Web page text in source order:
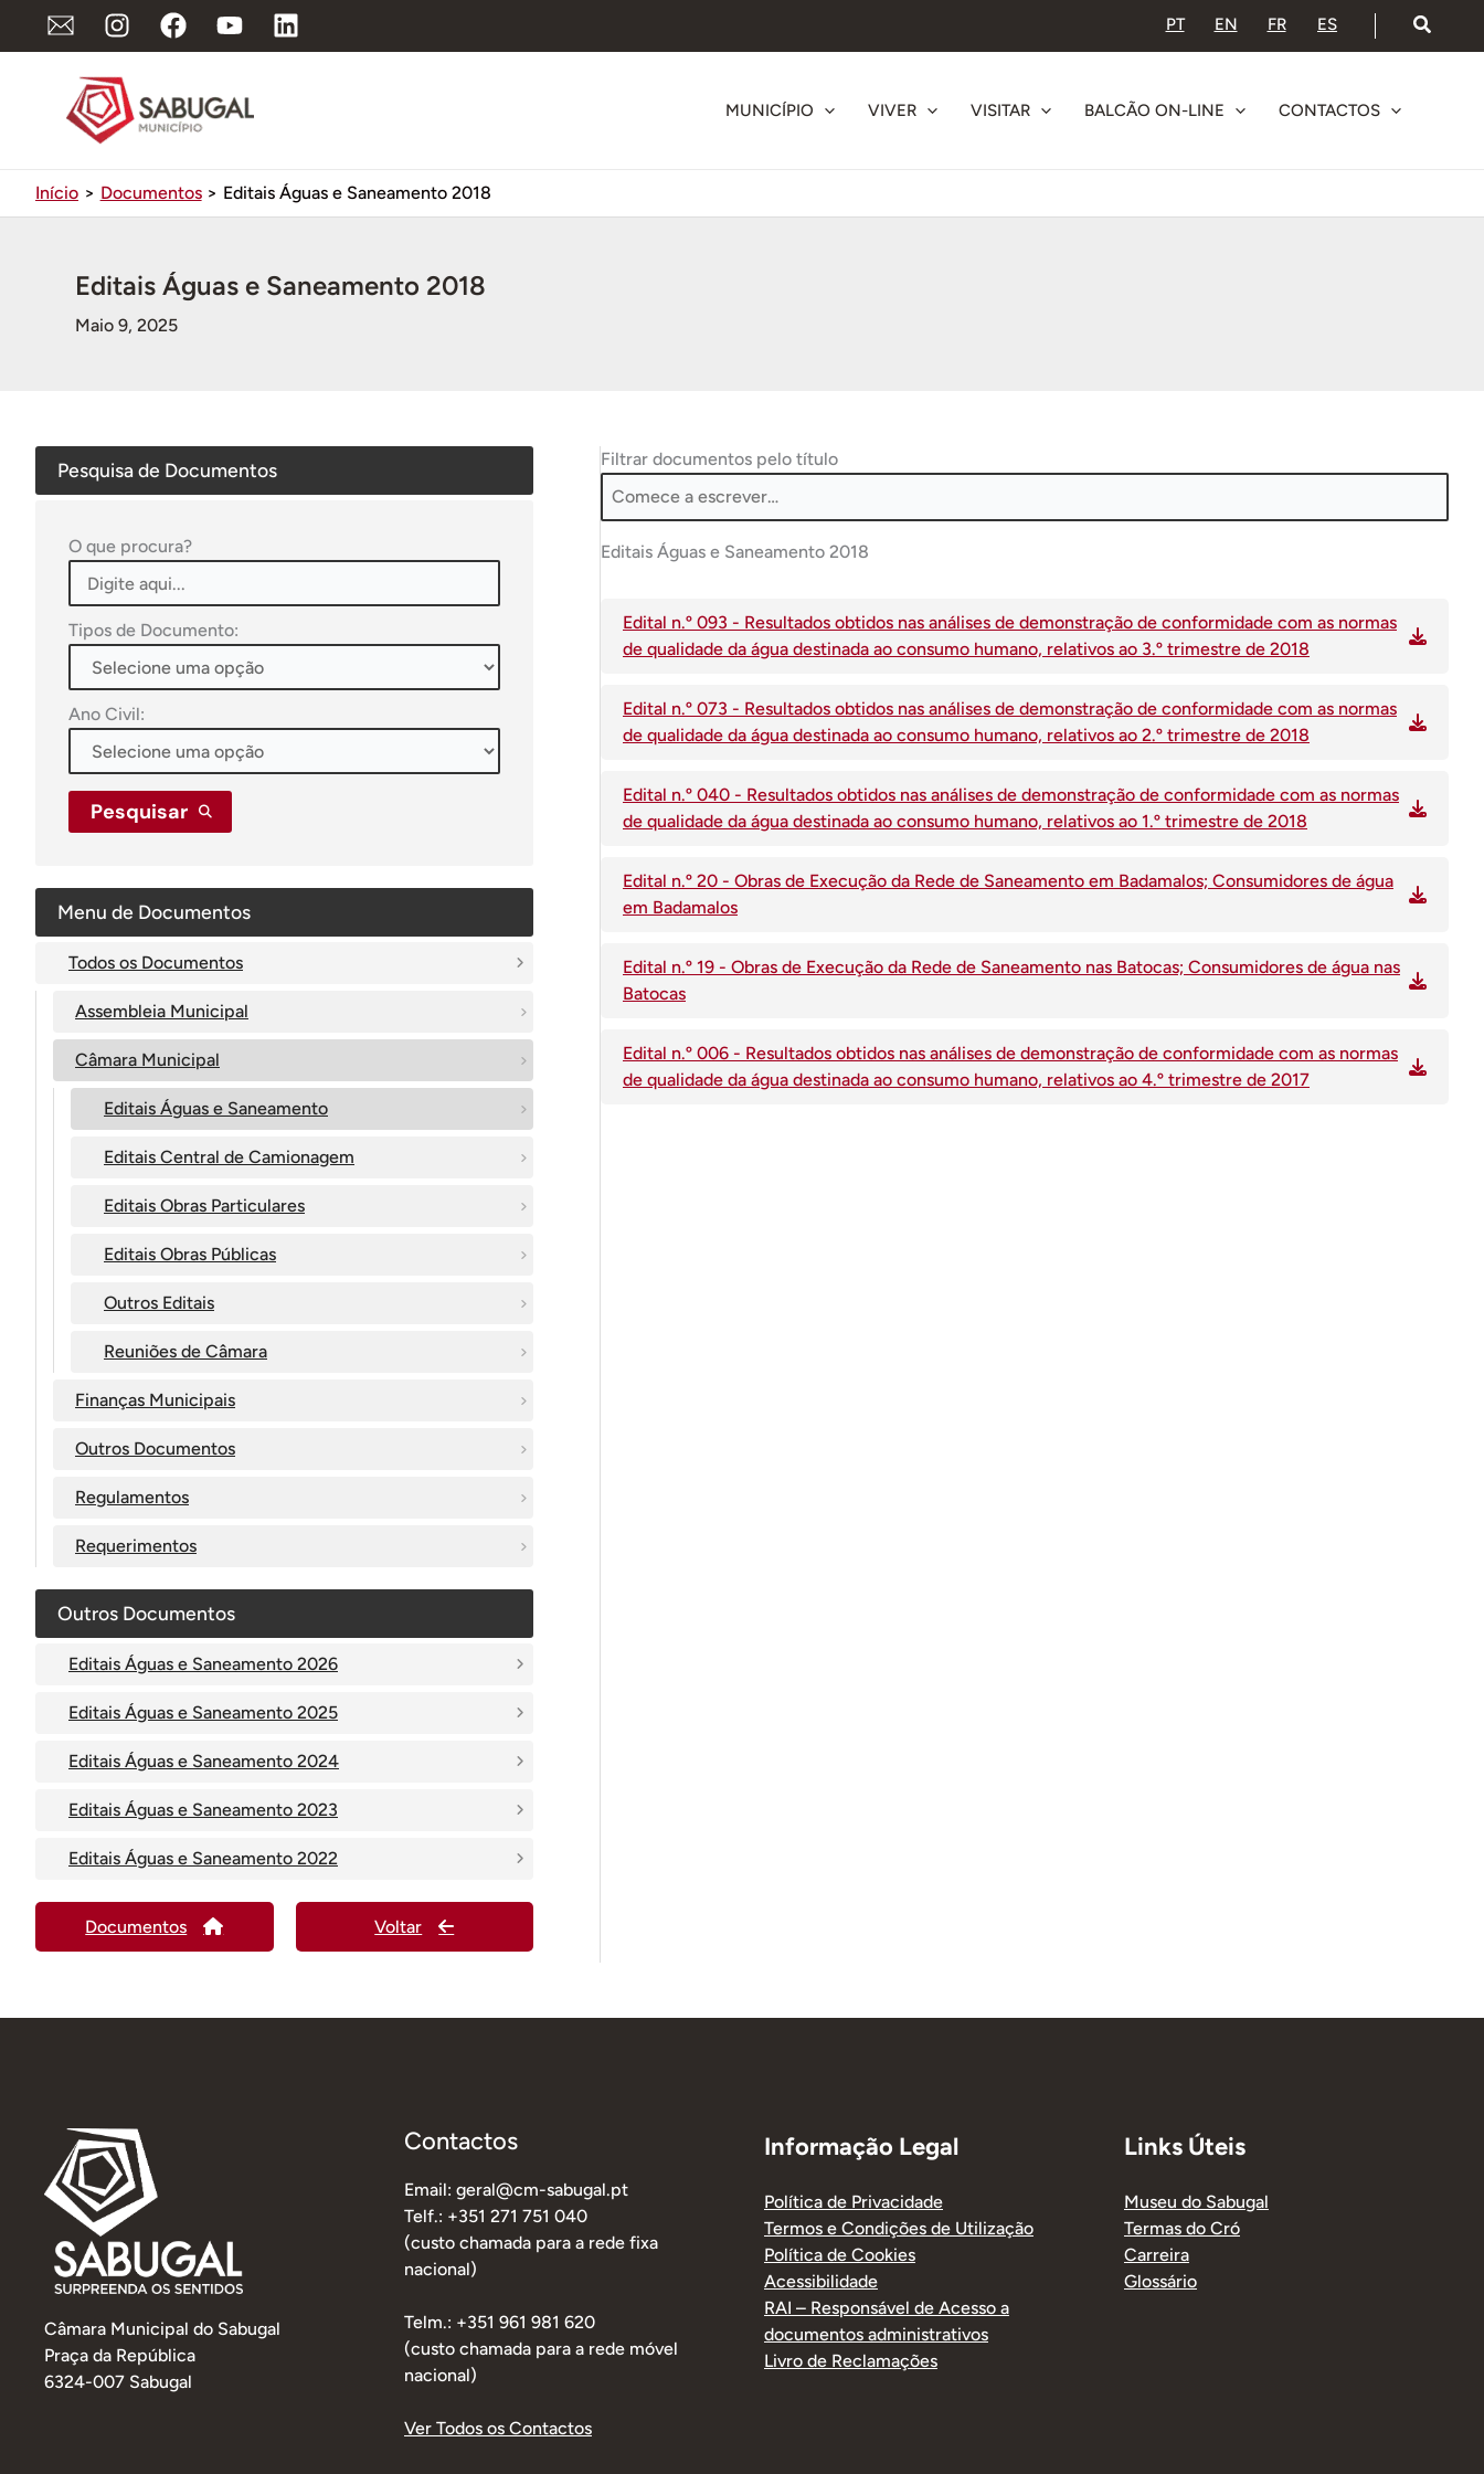
PT EN FR ES
MUNICÍPIO VIVER VISITAR BALCÃO ON-LINE CONTACTOS
Início Documentos Editais Águas e Saneamento 2018
Editais Águas e Saneamento 2018
Maio 9, 2025
Pesquisa de Documentos
O que procura?
Tipos de Documento:
Ano Civil:
Pesquisar
Menu de Documentos
Todos os Documentos
Assembleia Municipal
Câmara Municipal
Editais Águas e Saneamento
Editais Central de Camionagem
Editais Obras Particulares
Editais Obras Públicas
Outros Editais
Reuniões de Câmara
Finanças Municipais
Outros Documentos
Regulamentos
Requerimentos
Outros Documentos
Editais Águas e Saneamento 2026
Editais Águas e Saneamento 2025
Editais Águas e Saneamento 2024
Editais Águas e Saneamento 2023
Editais Águas e Saneamento 2022
Documentos Voltar
Filtrar documentos pelo título
Editais Águas e Saneamento 2018
Edital n.º 093 - Resultados obtidos nas análises de demonstração de conformidade com as normas
de qualidade da água destinada ao consumo humano, relativos ao 3.º trimestre de 2018
Edital n.º 073 - Resultados obtidos nas análises de demonstração de conformidade com as normas
de qualidade da água destinada ao consumo humano, relativos ao 2.º trimestre de 2018
Edital n.º 040 - Resultados obtidos nas análises de demonstração de conformidade com as normas
de qualidade da água destinada ao consumo humano, relativos ao 1.º trimestre de 2018
Edital n.º 20 - Obras de Execução da Rede de Saneamento em Badamalos; Consumidores de água
em Badamalos
Edital n.º 19 - Obras de Execução da Rede de Saneamento nas Batocas; Consumidores de água nas
Batocas
Edital n.º 006 - Resultados obtidos nas análises de demonstração de conformidade com as normas
de qualidade da água destinada ao consumo humano, relativos ao 4.º trimestre de 2017
Câmara Municipal do Sabugal
Praça da República
6324-007 Sabugal
Contactos
Email: geral@cm-sabugal.pt
Telf.: +351 271 751 040
(custo chamada para a rede fixa
nacional)
Telm.: +351 961 981 620
(custo chamada para a rede móvel
nacional)
Ver Todos os Contactos
Informação Legal
Política de Privacidade
Termos e Condições de Utilização
Política de Cookies
Acessibilidade
RAI – Responsável de Acesso a
documentos administrativos
Livro de Reclamações
Links Úteis
Museu do Sabugal
Termas do Cró
Carreira
Glossário